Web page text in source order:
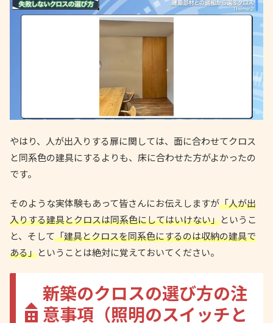
やはり、人が出入りする扉に関しては、面に合わせてクロス
と同系色の建具にするよりも、床に合わせた方がよかったの
です。
そのような実体験もあって皆さんにお伝えしますが「人が出
入りする建具とクロスは同系色にしてはいけない」というこ
と、そして「建具とクロスを同系色にするのは収納の建具で
ある」ということは絶対に覚えておいてください。
新築のクロスの選び方の注
意事項（照明のスイッチと